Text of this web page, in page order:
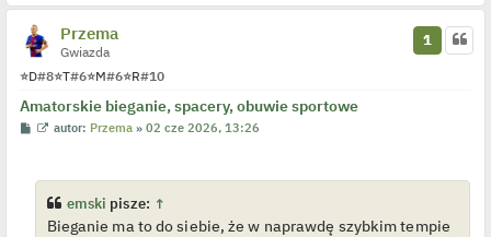
j
c
y
p
Przema
Gwiazda
⭐D#8⭐T#6⭐M#6⭐R#10
Amatorskie bieganie, spacery, obuwie sportowe
1
P
W
i
e
t
l
autor: Przema »02 cze 2026, 13:26
emski pisze: ↑
Bieganie ma to do siebie, że w naprawdę szybkim tempie